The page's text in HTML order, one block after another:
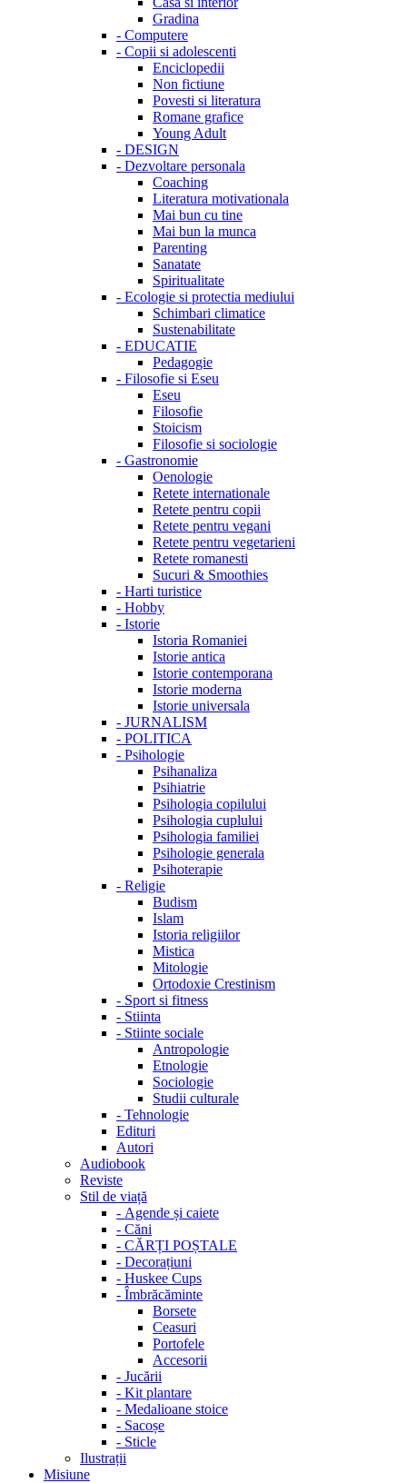
Gradina
- Computere
- Copii si adolescenti
Enciclopedii
Non fictiune
Povesti si literatura
Romane grafice
Young Adult
- DESIGN
- Dezvoltare personala
Coaching
Literatura motivationala
Mai bun cu tine
Mai bun la munca
Parenting
Sanatate
Spiritualitate
- Ecologie si protectia mediului
Schimbari climatice
Sustenabilitate
- EDUCATIE
Pedagogie
- Filosofie si Eseu
Eseu
Filosofie
Stoicism
Filosofie si sociologie
- Gastronomie
Oenologie
Retete internationale
Retete pentru copii
Retete pentru vegani
Retete pentru vegetarieni
Retete romanesti
Sucuri & Smoothies
- Harti turistice
- Hobby
- Istorie
Istoria Romaniei
Istorie antica
Istorie contemporana
Istorie moderna
Istorie universala
- JURNALISM
- POLITICA
- Psihologie
Psihanaliza
Psihiatrie
Psihologia copilului
Psihologia cuplului
Psihologia familiei
Psihologie generala
Psihoterapie
- Religie
Budism
Islam
Istoria religiilor
Mistica
Mitologie
Ortodoxie Crestinism
- Sport si fitness
- Stiinta
- Stiinte sociale
Antropologie
Etnologie
Sociologie
Studii culturale
- Tehnologie
Edituri
Autori
Audiobook
Reviste
Stil de viață
- Agende și caiete
- Căni
- CĂRȚI POȘTALE
- Decorațiuni
- Huskee Cups
- Îmbrăcăminte
Borsete
Ceasuri
Portofele
Accesorii
- Jucării
- Kit plantare
- Medalioane stoice
- Sacoșe
- Sticle
Ilustrații
Misiune